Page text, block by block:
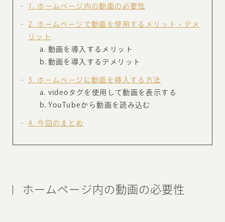
1 ホームページ内の動画の必要性
2
ホームページで動画を使用するメリット・デメ
リット
動画を導入するメリット
動画を導入するデメリット
3
ホームページに動画を挿入する方法
videoタグを使用して動画を表示する
YouTubeから動画を読み込む
4 今回のまとめ
ホームページ内の動画の必要性